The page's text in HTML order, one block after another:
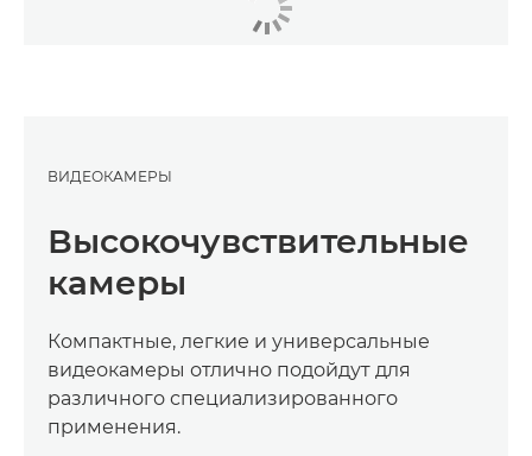
ВИДЕОКАМЕРЫ
Высокочувствительные
камеры
Компактные, легкие и универсальные
видеокамеры отлично подойдут для
различного специализированного
применения.